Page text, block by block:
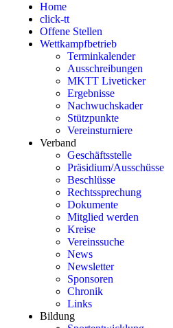
Home
click-tt
Offene Stellen
Wettkampfbetrieb
Terminkalender
Ausschreibungen
MKTT Liveticker
Ergebnisse
Nachwuchskader
Stützpunkte
Vereinsturniere
Verband
Geschäftsstelle
Präsidium/Ausschüsse
Beschlüsse
Rechtssprechung
Dokumente
Mitglied werden
Kreise
Vereinssuche
News
Newsletter
Sponsoren
Chronik
Links
Bildung